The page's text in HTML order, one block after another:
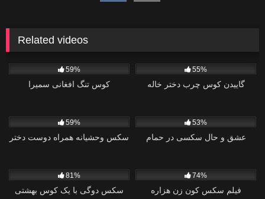
Related videos
59%
کوس تنگ افغانی سمیرا
55%
گاییدن کوس چرب دختر خاله
59%
سکس وحشیانه همراه دوست دختر
53%
عشق و حال سکسی در حمام
81%
سکس دوگی با یک کوس بهشتی
74%
فیلم سکس کون زن هزاره